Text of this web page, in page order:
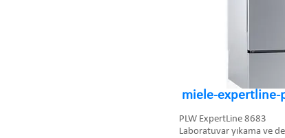
miele-expertline-
PLW ExpertLine 8683
Laboratuvar yıkama ve